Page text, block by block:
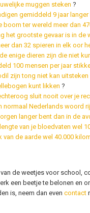
muggen steken ?
gemiddeld 9 jaar
boom ter wereld meer dan
het grootste gevaar is in de
dan 32 spieren in elk oor
enige dieren zijn die niet
100 mensen per jaar
zijn tong niet kan uitsteken
kunt likken ?
sluit nooit over je
normaal Nederlands woord
langer bent dan in de
van je bloedvaten wel
van de aarde wel 40.000
de weetjes voor school,
een beetje te belonen en
is, neem dan even contact